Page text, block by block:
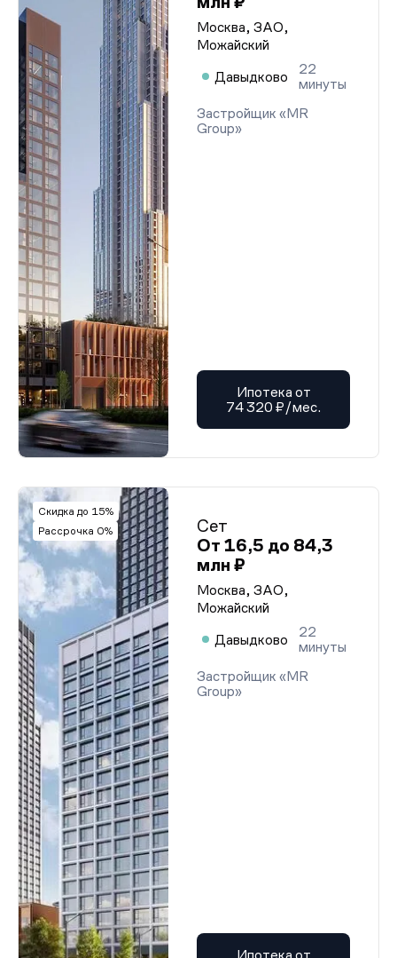
Москва, ЗАО,
Можайский
Давыдково
22
минуты
Застройщик «MR
Group»
Ипотека от
74 320 ₽/мес.
Скидка до 15%
Рассрочка 0%
Сет
От 16,5 до 84,3
млн ₽
Москва, ЗАО,
Можайский
Давыдково
22
минуты
Застройщик «MR
Group»
Ипотека от